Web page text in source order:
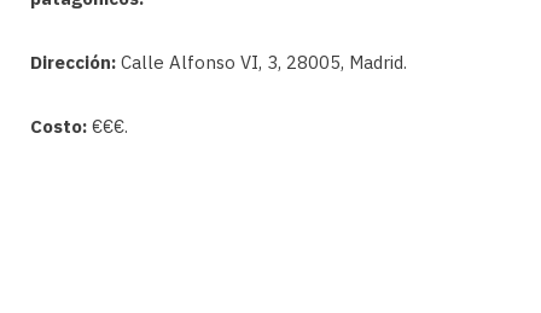
Dirección: Calle Alfonso VI, 3, 28005, Madrid.
Costo: €€€.